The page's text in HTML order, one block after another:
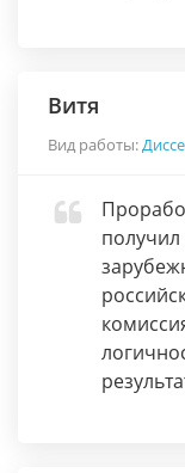
Витя
Вид работы: